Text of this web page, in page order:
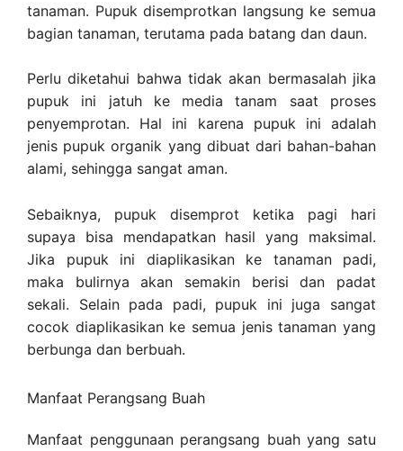
tanaman. Pupuk disemprotkan langsung ke semua
bagian tanaman, terutama pada batang dan daun.
Perlu diketahui bahwa tidak akan bermasalah jika
pupuk ini jatuh ke media tanam saat proses
penyemprotan. Hal ini karena pupuk ini adalah
jenis pupuk organik yang dibuat dari bahan-bahan
alami, sehingga sangat aman.
Sebaiknya, pupuk disemprot ketika pagi hari
supaya bisa mendapatkan hasil yang maksimal.
Jika pupuk ini diaplikasikan ke tanaman padi,
maka bulirnya akan semakin berisi dan padat
sekali. Selain pada padi, pupuk ini juga sangat
cocok diaplikasikan ke semua jenis tanaman yang
berbunga dan berbuah.
Manfaat Perangsang Buah
Manfaat penggunaan perangsang buah yang satu